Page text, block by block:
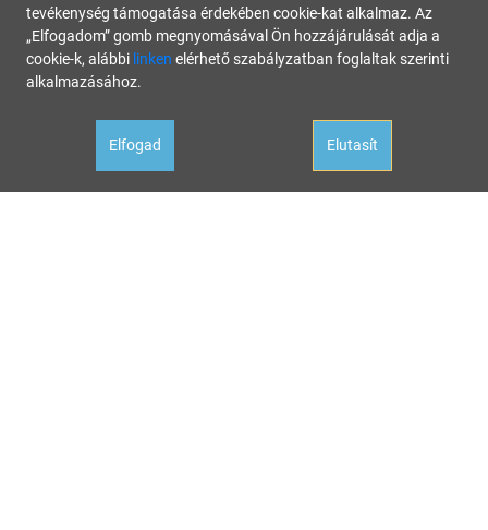
tevékenység támogatása érdekében cookie-kat alkalmaz. Az
„Elfogadom” gomb megnyomásával Ön hozzájárulását adja a
cookie-k, alábbi linken elérhető szabályzatban foglaltak szerinti
alkalmazásához.
Elfogad Elutasít